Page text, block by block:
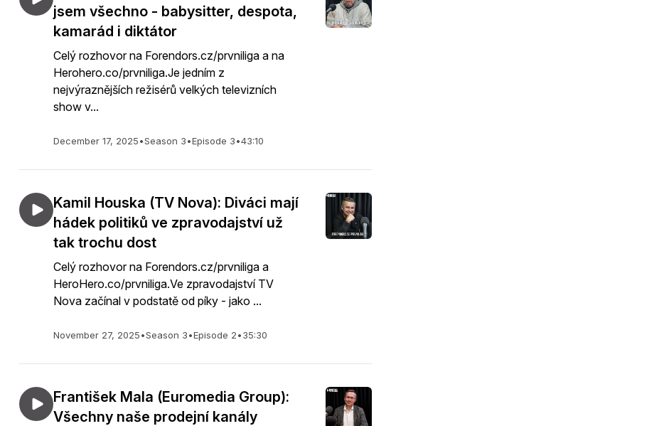
jsem všechno - babysitter, despota,
kamarád i diktátor
Celý rozhovor na Forendors.cz/prvniliga a na
Herohero.co/prvniliga.Je jedním z
nejvýraznějších režisérů velkých televizních
show v...
December 17, 2025•Season 3•Episode 3•43:10
Kamil Houska (TV Nova): Diváci mají
hádek politiků ve zpravodajství už
tak trochu dost
Celý rozhovor na Forendors.cz/prvniliga a
HeroHero.co/prvniliga.Ve zpravodajství TV
Nova začínal v podstatě od píky - jako ...
November 27, 2025•Season 3•Episode 2•35:30
František Mala (Euromedia Group):
Všechny naše prodejní kanály